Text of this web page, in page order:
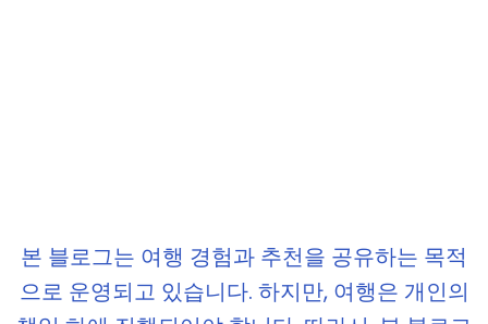
본 블로그는 여행 경험과 추천을 공유하는 목적
으로 운영되고 있습니다. 하지만, 여행은 개인의